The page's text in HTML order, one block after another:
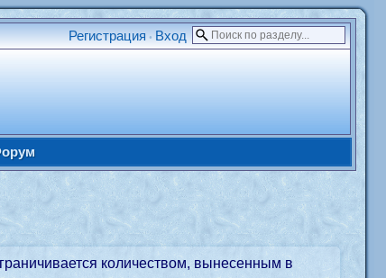
Регистрация • Вход
количеством, вынесенным в